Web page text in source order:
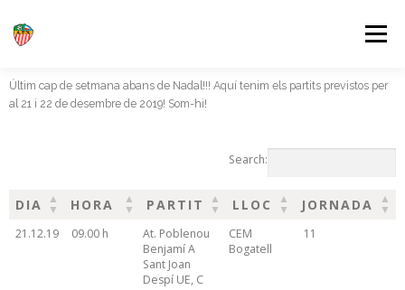
Menú
INICI EL CLUB EQUIPS
FES-TE SOCI CONTACTE
Últim cap de setmana abans de Nadal!!! Aquí tenim els partits previstos per
al 21 i 22 de desembre de 2019! Som-hi!
Search:
DIA HORA PARTIT LLOC
JORNADA
DIA
HORA PARTIT LLOC JORNADA
21.12.19 09.00 h
At. Poblenou
Benjamí A
Sant Joan
Despí UE, C
CEM
Bogatell
11